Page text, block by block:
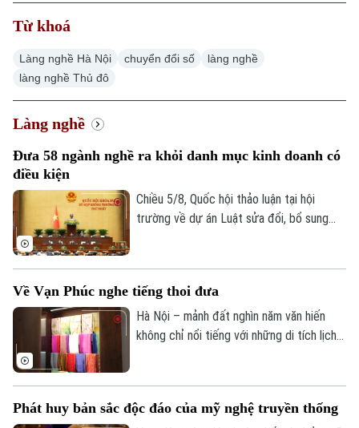
Từ khoá
Làng nghề Hà Nội chuyển đổi số
làng nghề
làng nghề Thủ đô
Làng nghề
Đưa 58 ngành nghề ra khỏi danh mục kinh doanh có
điều kiện
Chiều 5/8, Quốc hội thảo luận tại hội
trường về dự án Luật sửa đổi, bổ sung
Về Vạn Phúc nghe tiếng thoi đưa
Hà Nội – mảnh đất nghìn năm văn hiến
không chỉ nổi tiếng với những di tích lịch
dệt lụa Việt Nam và là một trong bốn làng
Phát huy bản sắc độc đáo của mỹ nghệ truyền thống